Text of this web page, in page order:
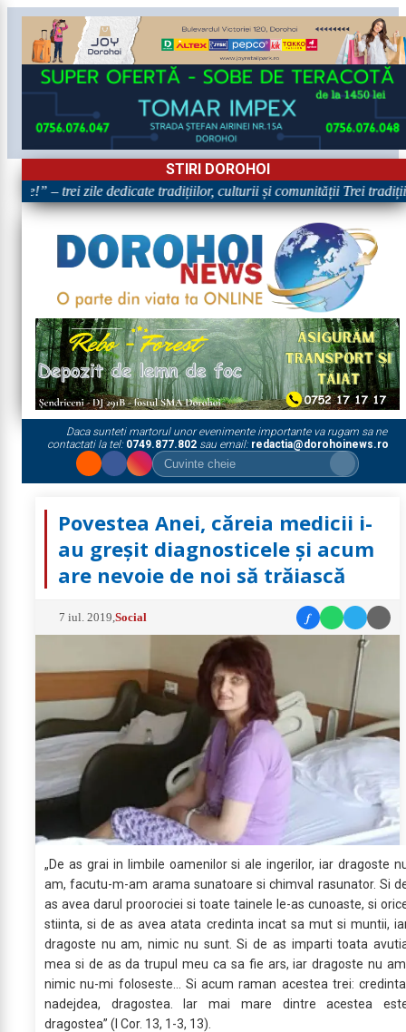
STIRI DOROHOI
– trei zile dedicate tradițiilor, culturii și comunității Trei tradiții.
Daca sunteti martorul unor evenimente importante va rugam sa ne
contactati la tel: 0749.877.802sau email: redactia@dorohoinews.ro
Povestea Anei, căreia medicii i-
au greșit diagnosticele și acum
are nevoie de noi să trăiască
7 iul. 2019 ,Social f
„De as grai in limbile oamenilor si ale ingerilor, iar dragoste
am, facutu-m-am arama sunatoare si chimval rasunator. Si
as avea darul proorociei si toate tainele le-as cunoaste, si
stiinta, si de as avea atata credinta incat sa mut si muntii,
dragoste nu am, nimic nu sunt. Si de as imparti toata
mea si de as da trupul meu ca sa fie ars, iar dragoste nu
nimic nu-mi foloseste… Si acum raman acestea trei:
nadejdea, dragostea. Iar mai mare dintre acestea
dragostea” (I Cor. 13, 1-3, 13).